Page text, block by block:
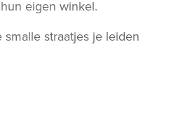
eigen winkel.
straatjes je leiden